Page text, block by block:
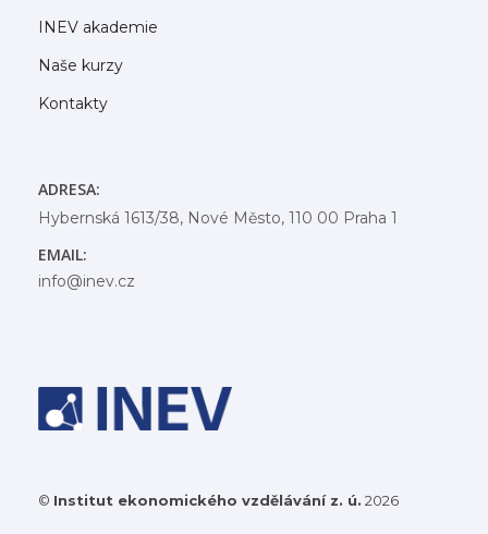
INEV akademie
Naše kurzy
Kontakty
ADRESA:
Hybernská 1613/38, Nové Město, 110 00 Praha 1
EMAIL:
info@inev.cz
© Institut ekonomického vzdělávání z. ú. 2026